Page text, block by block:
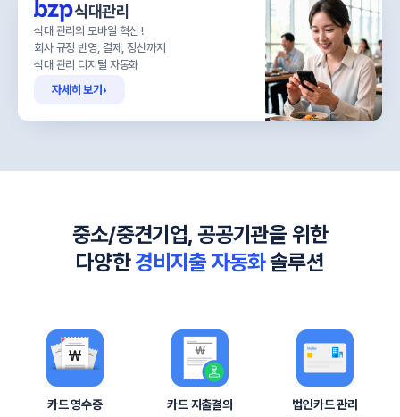
식대관리
식대 관리의 모바일 혁신 !
회사 규정 반영, 결제, 정산까지
식대 관리 디지털 자동화
자세히 보기›
중소/중견기업, 공공기관을 위한
다양한경비지출 자동화솔루션
카드 영수증 카드 지출결의 법인카드 관리